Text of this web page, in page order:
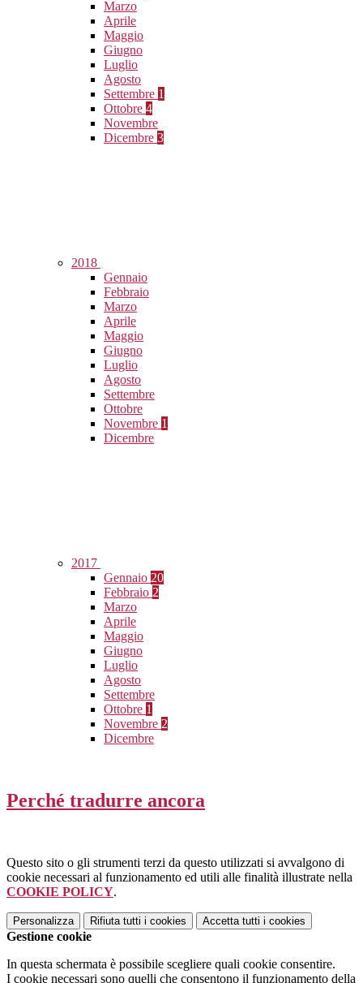
Marzo
Aprile
Maggio
Giugno
Luglio
Agosto
Settembre 1
Ottobre 4
Novembre
Dicembre 3
2018
Gennaio
Febbraio
Marzo
Aprile
Maggio
Giugno
Luglio
Agosto
Settembre
Ottobre
Novembre 1
Dicembre
2017
Gennaio 20
Febbraio 2
Marzo
Aprile
Maggio
Giugno
Luglio
Agosto
Settembre
Ottobre 1
Novembre 2
Dicembre
Perché tradurre ancora
Questo sito o gli strumenti terzi da questo utilizzati si avvalgono di
cookie necessari al funzionamento ed utili alle finalità illustrate nella
COOKIE POLICY.
Personalizza Rifiuta tutti i cookies Accetta tutti i cookies
Gestione cookie
In questa schermata è possibile scegliere quali cookie consentire.
I cookie necessari sono quelli che consentono il funzionamento della